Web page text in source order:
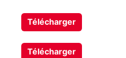
Télécharger
Télécharger